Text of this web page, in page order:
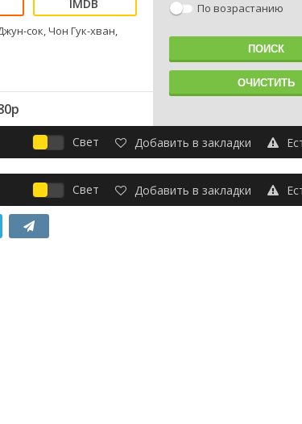
сок, Чон Гук-хван,
По возрастанию
Свет Добавить в закладки
Свет Добавить в закладки